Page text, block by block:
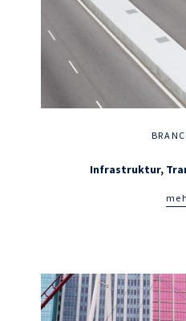
Infrastruktur,